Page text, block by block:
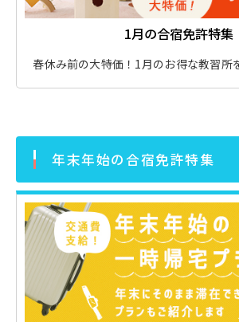
1月の合宿免許特集
春休み前の大特価！1月のお得な教習所
年末年始の合宿免許特集